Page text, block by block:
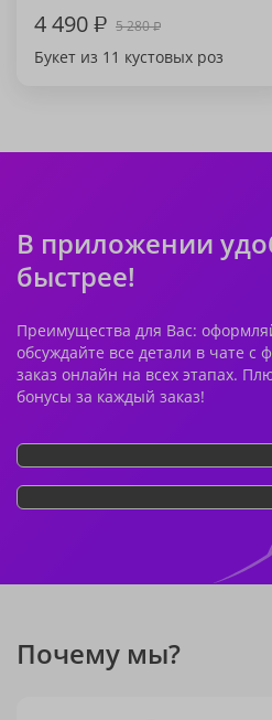
4 490₽ 5 280₽
Букет из 11 кустовых роз
В приложении
быстрее!
Преимущества для Вас:
обсуждайте все детали в чате с
заказ онлайн на всех этапах.
бонусы за каждый заказ!
Почему мы?